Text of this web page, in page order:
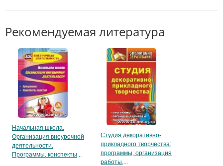
Рекомендуемая литература
Начальная школа.
Организация внеурочной
деятельности.
Программы, конспекты
Студия декоративно-
прикладного творчества:
программы, организация
работы,